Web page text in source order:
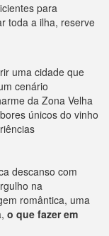
para
toda a ilha, reserve
uma cidade que
cenário
da Zona Velha
únicos do vinho
descanso com
na
romântica, uma
o que fazer em